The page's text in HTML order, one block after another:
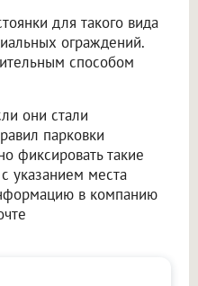
для такого вида
ограждений.
способом
они стали
парковки
фиксировать такие
указанием места
в компанию